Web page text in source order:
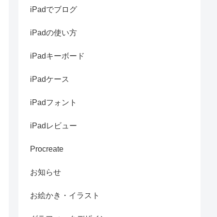
iPadでブログ
iPadの使い方
iPadキーボード
iPadケース
iPadフォント
iPadレビュー
Procreate
お知らせ
お絵かき・イラスト